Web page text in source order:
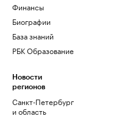
Финансы
Биографии
База знаний
РБК Образование
Новости
регионов
Санкт-Петербург
и область